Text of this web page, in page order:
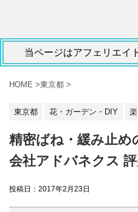
当ページはアフェリエイ
HOME >東京都 >
東京都 花・ガーデン・DIY
精密ばね・緩み止
会社アドバネクス 評
投稿日： 2017年2月23日